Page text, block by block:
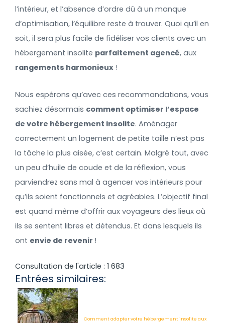
l’intérieur, et l’absence d’ordre dû à un manque
d’optimisation, l’équilibre reste à trouver. Quoi qu’il en
soit, il sera plus facile de fidéliser vos clients avec un
hébergement insolite parfaitement agencé, aux
rangements harmonieux !
Nous espérons qu’avec ces recommandations, vous
sachiez désormais comment optimiser l’espace
de votre hébergement insolite. Aménager
correctement un logement de petite taille n’est pas
la tâche la plus aisée, c’est certain. Malgré tout, avec
un peu d’huile de coude et de la réflexion, vous
parviendrez sans mal à agencer vos intérieurs pour
qu’ils soient fonctionnels et agréables. L’objectif final
est quand même d’offrir aux voyageurs des lieux où
ils se sentent libres et détendus. Et dans lesquels ils
ont envie de revenir !
Consultation de l'article : 1 683
Entrées similaires:
Comment adapter votre hébergement insolite aux